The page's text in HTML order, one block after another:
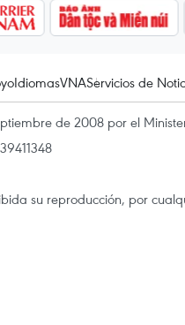
IdiomasVNAServicios de
de 2008 por el
su reproducción, por